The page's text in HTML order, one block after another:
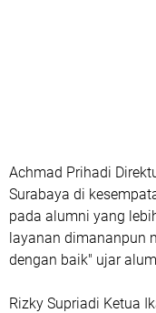
Achmad Prihadi
Surabaya di
pada alumni yang
layanan dimananpun
dengan baik" ujar
Rizky Supriadi Ketua